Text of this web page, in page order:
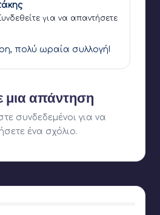
για να απαντήσετε
πολύ ωραία συλλογή!
μια απάντηση
συνδεδεμένοι για να
ένα σχόλιο.